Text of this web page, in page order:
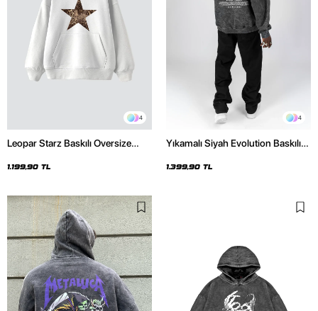
4
Leopar Starz Baskılı Oversize
1.199,90 TL
4
Yıkamalı Siyah Evolution Baskılı
Hoodie
1.399,90 TL